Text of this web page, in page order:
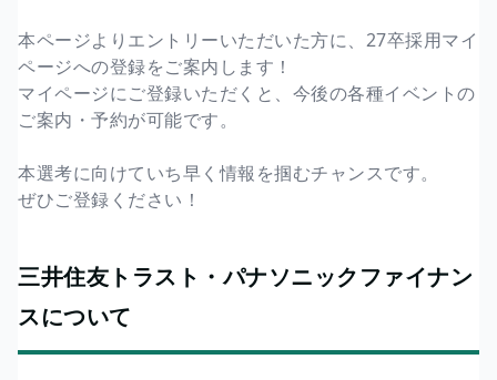
本ページよりエントリーいただいた方に、27卒採用マイ
ページへの登録をご案内します！
マイページにご登録いただくと、今後の各種イベントの
ご案内・予約が可能です。
本選考に向けていち早く情報を掴むチャンスです。
ぜひご登録ください！
三井住友トラスト・パナソニックファイナン
スについて